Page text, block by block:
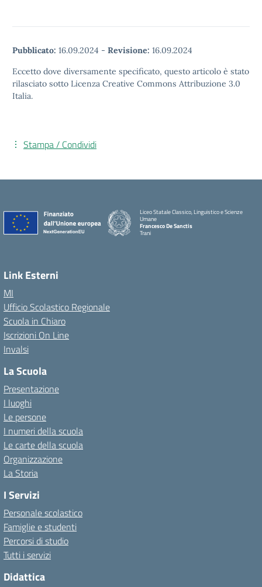
Pubblicato: 16.09.2024 - Revisione: 16.09.2024
Eccetto dove diversamente specificato, questo articolo è stato
rilasciato sotto Licenza Creative Commons Attribuzione 3.0
Italia.
Stampa / Condividi
Liceo Statale Classico, Linguistico e Scienze
Umane
Francesco De Sanctis
Trani
Link Esterni
MI
Ufficio Scolastico Regionale
Scuola in Chiaro
Iscrizioni On Line
Invalsi
La Scuola
Presentazione
I luoghi
Le persone
I numeri della scuola
Le carte della scuola
Organizzazione
La Storia
I Servizi
Personale scolastico
Famiglie e studenti
Percorsi di studio
Tutti i servizi
Didattica